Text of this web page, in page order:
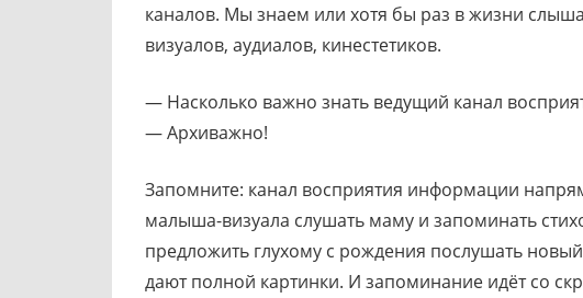
каналов. Мы знаем или хотя бы раз в жизни
визуалов, аудиалов, кинестетиков.
— Насколько важно знать ведущий канал
— Архиважно!
Запомните: канал восприятия информации
малыша-визуала слушать маму и запоминать
предложить глухому с рождения послушать
дают полной картинки. И запоминание идёт со